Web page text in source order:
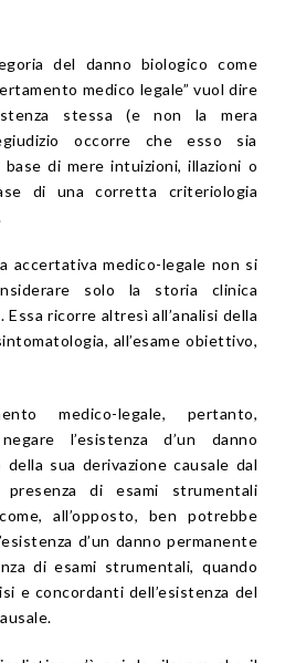
del danno biologico come
medico legale” vuol dire
stessa (e non la mera
occorre che esso sia
di mere intuizioni, illazioni o
di una corretta criteriologia
accertativa medico-legale non si
solo la storia clinica
ricorre altresì all’analisi della
all’esame obiettivo,
medico-legale, pertanto,
l’esistenza d’un danno
sua derivazione causale dal
di esami strumentali
all’opposto, ben potrebbe
d’un danno permanente
di esami strumentali, quando
e concordanti dell’esistenza del